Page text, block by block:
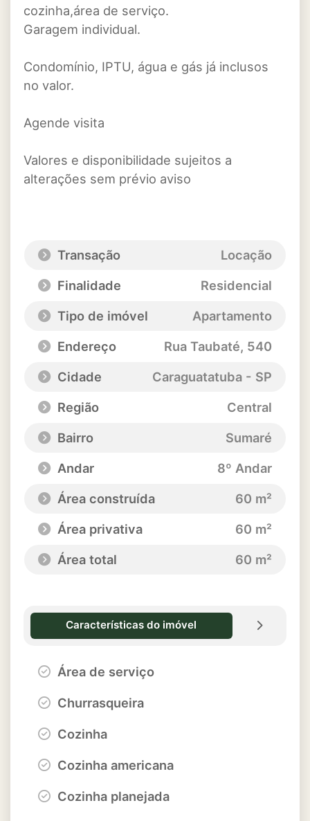
cozinha,área de serviço.
Garagem individual.
Condomínio, IPTU, água e gás já inclusos
no valor.
Agende visita
Valores e disponibilidade sujeitos a
alterações sem prévio aviso
Transação
Locação
Finalidade
Residencial
Tipo de imóvel
Apartamento
Endereço
Rua Taubaté, 540
Cidade
Caraguatatuba - SP
Região
Central
Bairro
Sumaré
Andar
8º Andar
Área construída
60 m²
Área privativa
60 m²
Área total
60 m²
Características do imóvel
Área de serviço
Churrasqueira
Cozinha
Cozinha americana
Cozinha planejada